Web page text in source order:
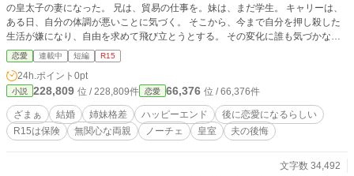
の皇太子の妻になった。 兄は、貿易の仕事を。妹は、まだ学生。 キャリーは、
ある日、自分の体調が悪いことに気づく。 そこから、今まで自分を押し殺した
生活が嫌になり、自由を求めて飛び立とうとする。 その変化に誰も気づかなか
った… 気づいた頃には、従順だったキャリーはもう存在しなくなっていた
恋愛 連載中 短編 R15
24h.ポイント 0pt
小説 228,809 位 / 228,809件 恋愛 66,376 位 / 66,376件
ざまぁ 結婚 姉妹格差 ハッピーエンド
後に恋愛になるらしい
R15は保険
無関心な両親 ノーチェ 皇室 夫の後悔
文字数 34,492